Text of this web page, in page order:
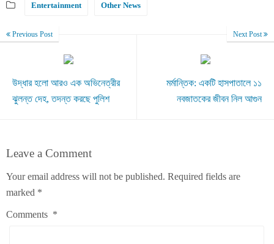
Entertainment Other News
Previous Post
উদ্ধার হলো আরও এক অভিনেত্রীর
ঝুলন্ত দেহ, তদন্ত করছে পুলিশ
Next Post
মর্মান্তিক: একটি হাসপাতালে ১১
নবজাতকের জীবন নিল আগুন
Leave a Comment
Your email address will not be published. Required fields are
marked *
Comments *